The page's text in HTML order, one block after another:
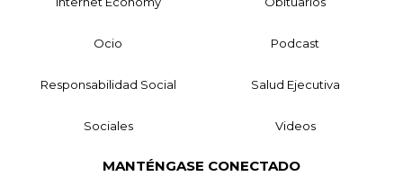
Ocio Podcast
Responsabilidad Social Salud Ejecutiva
Sociales Videos
MANTÉNGASE CONECTADO